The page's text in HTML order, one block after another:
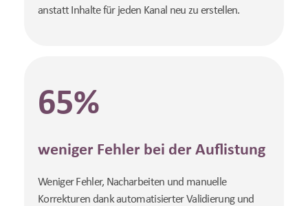
anstatt Inhalte für jeden Kanal neu zu erstellen.
65%
weniger Fehler bei der Auflistung
Weniger Fehler, Nacharbeiten und manuelle
Korrekturen dank automatisierter Validierung und